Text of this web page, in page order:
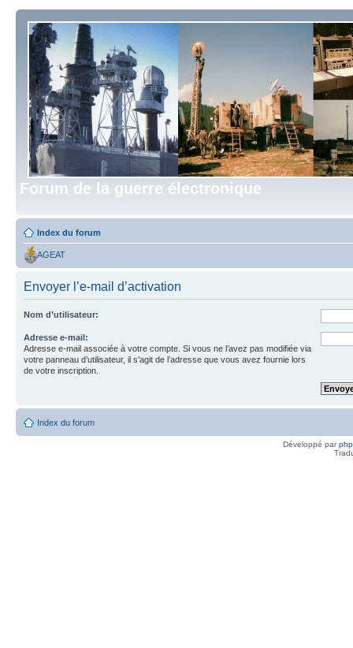
Forum de la guerre électronique
Index du forum
AGEAT
Envoyer l’e-mail d’activation
Nom d’utilisateur:
Adresse e-mail:
Adresse e-mail associée à votre compte. Si vous ne l’avez pas modifiée via
votre panneau d’utilisateur, il s’agit de l’adresse que vous avez fournie lors
de votre inscription.
Index du forum
Développé par